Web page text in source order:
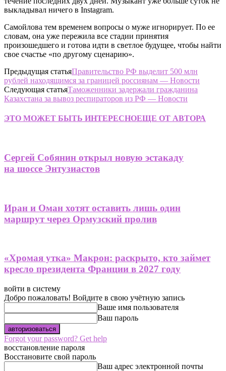
выкладывал ничего в Instagram.
Самойлова тем временем вопросы о муже игнорирует. По ее
словам, она уже пережила все стадии принятия
произошедшего и готова идти в светлое будущее, чтобы найти
свое счастье «по другому сценарию».
Предыдущая статьяПравительство РФ выделит 500 млн
рублей находящимся за границей россиянам — Новости
Следующая статьяТаможенники задержали гражданина
Казахстана за вывоз респираторов из РФ — Новости
ЭТО МОЖЕТ БЫТЬ ИНТЕРЕСНОЕЩЕ ОТ АВТОРА
Сергей Собянин открыл новую эстакаду
на шоссе Энтузиастов
Иран и Оман хотят оставить лишь один
маршрут через Ормузский пролив
«Хромая утка» Макрон: раскрыто, кто займет
кресло президента Франции в 2027 году
войти в систему
Добро пожаловать! Войдите в свою учётную запись
Ваше имя пользователя
Ваш пароль
Forgot your password? Get help
восстановление пароля
Восстановите свой пароль
Ваш адрес электронной почты